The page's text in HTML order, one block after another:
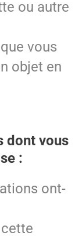
ou autre
vous
objet en
dont vous
:
ont-